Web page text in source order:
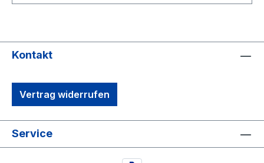
Kontakt
Vertrag widerrufen
Service